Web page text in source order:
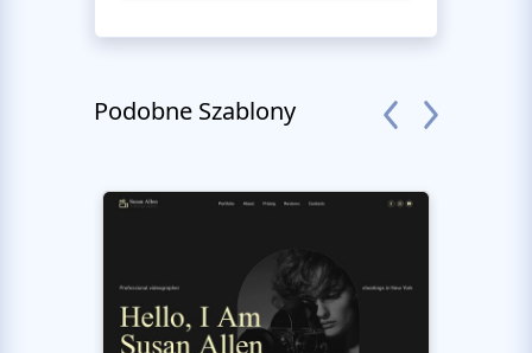
Podobne Szablony